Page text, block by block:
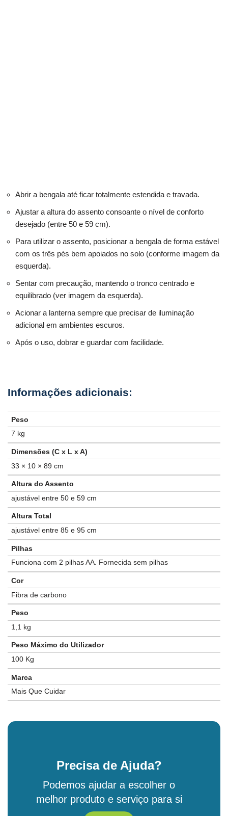
Abrir a bengala até ficar totalmente estendida e travada.
Ajustar a altura do assento consoante o nível de conforto
desejado (entre 50 e 59 cm).
Para utilizar o assento, posicionar a bengala de forma estável
com os três pés bem apoiados no solo (conforme imagem da
esquerda).
Sentar com precaução, mantendo o tronco centrado e
equilibrado (ver imagem da esquerda).
Acionar a lanterna sempre que precisar de iluminação
adicional em ambientes escuros.
Após o uso, dobrar e guardar com facilidade.
Peso
7 kg
Dimensões (C x L x A)
33 × 10 × 89 cm
Altura do Assento
ajustável entre 50 e 59 cm
Altura Total
ajustável entre 85 e 95 cm
Pilhas
Funciona com 2 pilhas AA. Fornecida sem pilhas
Cor
Fibra de carbono
Peso
1,1 kg
Peso Máximo do Utilizador
100 Kg
Marca
Mais Que Cuidar
Precisa de Ajuda?
Podemos ajudar a escolher o
melhor produto e serviço para si